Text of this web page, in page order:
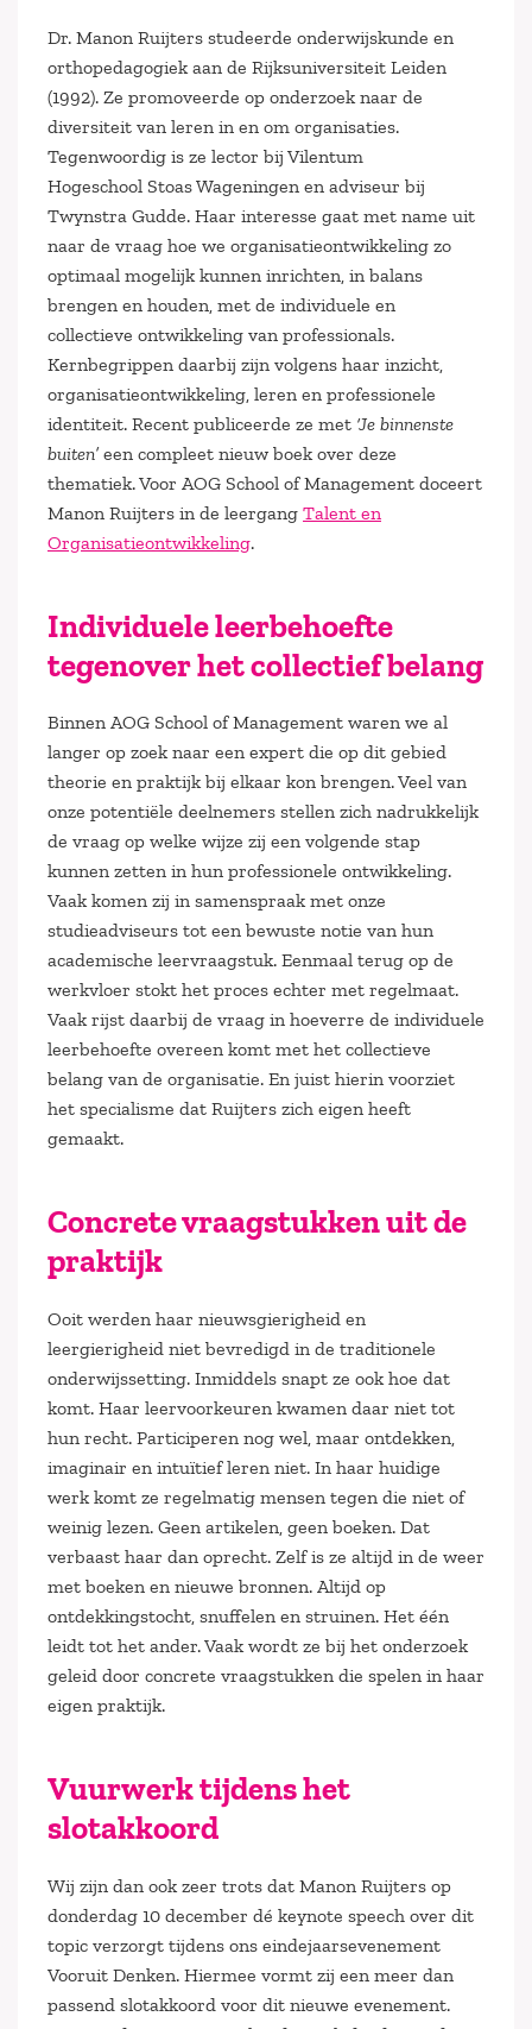
Dr. Manon Ruijters studeerde onderwijskunde en
orthopedagogiek aan de Rijksuniversiteit Leiden
(1992). Ze promoveerde op onderzoek naar de
diversiteit van leren in en om organisaties.
Tegenwoordig is ze lector bij Vilentum
Hogeschool Stoas Wageningen en adviseur bij
Twynstra Gudde. Haar interesse gaat met name uit
naar de vraag hoe we organisatieontwikkeling zo
optimaal mogelijk kunnen inrichten, in balans
brengen en houden, met de individuele en
collectieve ontwikkeling van professionals.
Kernbegrippen daarbij zijn volgens haar inzicht,
organisatieontwikkeling, leren en professionele
identiteit. Recent publiceerde ze met ‘Je binnenste
buiten’een compleet nieuw boek over deze
thematiek. Voor AOG School of Management doceert
Manon Ruijters in de leergang Talent en
Organisatieontwikkeling.
Individuele leerbehoefte
tegenover het collectief belang
Binnen AOG School of Management waren we al
langer op zoek naar een expert die op dit gebied
theorie en praktijk bij elkaar kon brengen. Veel van
onze potentiële deelnemers stellen zich nadrukkelijk
de vraag op welke wijze zij een volgende stap
kunnen zetten in hun professionele ontwikkeling.
Vaak komen zij in samenspraak met onze
studieadviseurs tot een bewuste notie van hun
academische leervraagstuk. Eenmaal terug op de
werkvloer stokt het proces echter met regelmaat.
Vaak rijst daarbij de vraag in hoeverre de individuele
leerbehoefte overeen komt met het collectieve
belang van de organisatie. En juist hierin voorziet
het specialisme dat Ruijters zich eigen heeft
gemaakt.
Concrete vraagstukken uit de
praktijk
Ooit werden haar nieuwsgierigheid en
leergierigheid niet bevredigd in de traditionele
onderwijssetting. Inmiddels snapt ze ook hoe dat
komt. Haar leervoorkeuren kwamen daar niet tot
hun recht. Participeren nog wel, maar ontdekken,
imaginair en intuïtief leren niet. In haar huidige
werk komt ze regelmatig mensen tegen die niet of
weinig lezen. Geen artikelen, geen boeken. Dat
verbaast haar dan oprecht. Zelf is ze altijd in de weer
met boeken en nieuwe bronnen. Altijd op
ontdekkingstocht, snuffelen en struinen. Het één
leidt tot het ander. Vaak wordt ze bij het onderzoek
geleid door concrete vraagstukken die spelen in haar
eigen praktijk.
Vuurwerk tijdens het
slotakkoord
Wij zijn dan ook zeer trots dat Manon Ruijters op
donderdag 10 december dé keynote speech over dit
topic verzorgt tijdens ons eindejaarsevenement
Vooruit Denken. Hiermee vormt zij een meer dan
passend slotakkoord voor dit nieuwe evenement.